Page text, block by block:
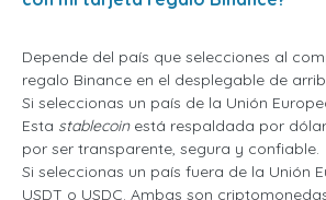
Depende del país que selecciones al
regalo Binance en el desplegable de
Si seleccionas un país de la Unión
Esta stablecoinestá respaldada por
por ser transparente, segura y confiable.
Si seleccionas un país fuera de la Unión
USDT o USDC. Ambas son